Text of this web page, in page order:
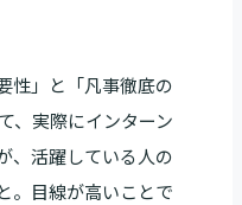
性」と「凡事徹底の
、実際にインターン
、活躍している人の
。目線が高いことで